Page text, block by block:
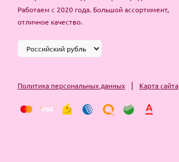
Работаем с 2020 года. Большой ассортимент,
отличное качество.
Политика персональных данных | Карта сайта